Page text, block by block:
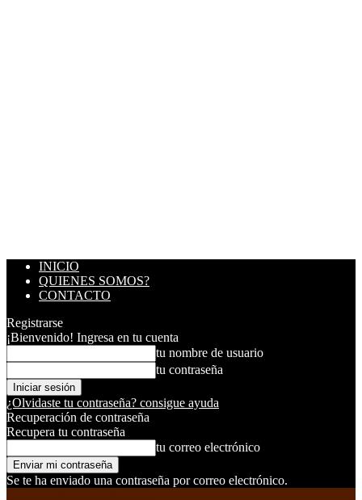
INICIO
QUIENES SOMOS?
CONTACTO
Registrarse
¡Bienvenido! Ingresa en tu cuenta
tu nombre de usuario
tu contraseña
¿Olvidaste tu contraseña? consigue ayuda
Recuperación de contraseña
Recupera tu contraseña
tu correo electrónico
Se te ha enviado una contraseña por correo electrónico.